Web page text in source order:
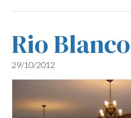
Rio Blanco
29/10/2012